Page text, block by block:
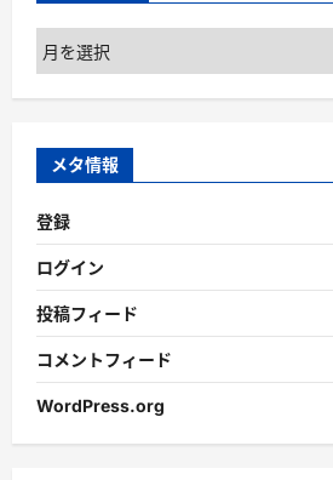
ア
ー
カ
ブ
メタ情報
登録
ログイン
投稿フィード
コメントフィード
WordPress.org